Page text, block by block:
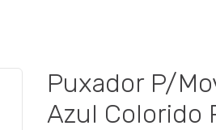
Puxador P/
Azul Colorido